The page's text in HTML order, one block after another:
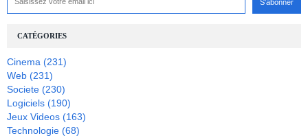
CATÉGORIES
Cinema (231)
Web (231)
Societe (230)
Logiciels (190)
Jeux Videos (163)
Technologie (68)